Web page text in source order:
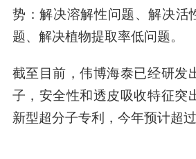
势：解决溶解性问题、解决活
题、解决植物提取率低问题。
截至目前，伟博海泰已经研发
子，安全性和透皮吸收特征突
新型超分子专利，今年预计超过